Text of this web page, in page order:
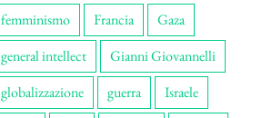
femminismo
Francia
Gaza
general intellect
Gianni Giovannelli
globalizzazione
guerra
Israele